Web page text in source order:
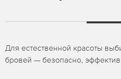
Для естественной красоты
бровей — безопасно,